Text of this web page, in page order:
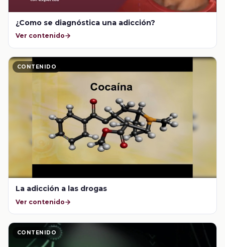
¿Como se diagnóstica una adicción?
Ver contenido
CONTENIDO
La adicción a las drogas
Ver contenido
CONTENIDO